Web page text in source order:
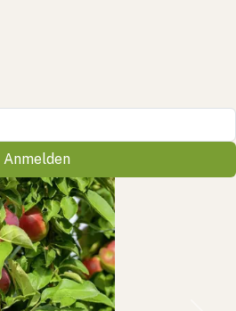
Anmelden